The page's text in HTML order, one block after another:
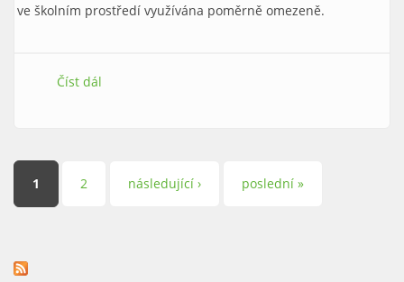
ve školním prostředí využívána poměrně omezeně.
Číst dál
Stránky
1 2 následující › poslední »